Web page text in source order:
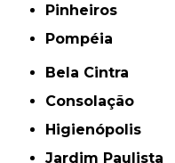
Pinheiros
Pompéia
Bela Cintra
Consolação
Higienópolis
Jardim Paulista